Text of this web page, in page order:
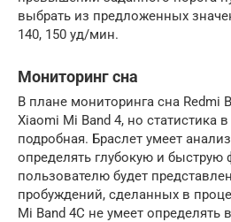
выбрать из предложенных
140, 150 уд/мин.
Мониторинг сна
В плане мониторинга сна Redmi
Xiaomi Mi Band 4, но статистика
подробная. Браслет умеет
определять глубокую и быструю
пользователю будет
пробуждений, сделанных в
Mi Band 4C не умеет определять